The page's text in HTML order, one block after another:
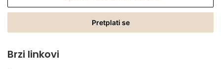
Email
Brzi linkovi